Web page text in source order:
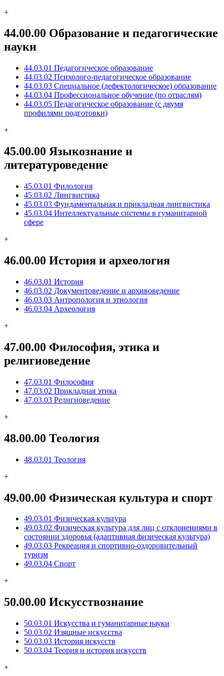
+
44.00.00 Образование и педагогические
науки
44.03.01 Педагогическое образование
44.03.02 Психолого-педагогическое образование
44.03.03 Специальное (дефектологическое) образование
44.03.04 Профессиональное обучение (по отраслям)
44.03.05 Педагогическое образование (с двумя
профилями подготовки)
+
45.00.00 Языкознание и
литературоведение
45.03.01 Филология
45.03.02 Лингвистика
45.03.03 Фундаментальная и прикладная лингвистика
45.03.04 Интеллектуальные системы в гуманитарной
сфере
+
46.00.00 История и археология
46.03.01 История
46.03.02 Документоведение и архивоведение
46.03.03 Антропология и этнология
46.03.04 Археология
+
47.00.00 Философия, этика и
религиоведение
47.03.01 Философия
47.03.02 Прикладная этика
47.03.03 Религиоведение
+
48.00.00 Теология
48.03.01 Теология
+
49.00.00 Физическая культура и спорт
49.03.01 Физическая культура
49.03.02 Физическая культура для лиц с отклонениями в
состоянии здоровья (адаптивная физическая культура)
49.03.03 Рекреация и спортивно-оздоровительный
туризм
49.03.04 Спорт
+
50.00.00 Искусствознание
50.03.01 Искусства и гуманитарные науки
50.03.02 Изящные искусства
50.03.03 История искусств
50.03.04 Теория и история искусств
+